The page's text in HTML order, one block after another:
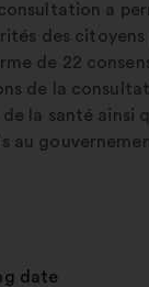
a
des
de 22
de la
la santé ainsi
au
date